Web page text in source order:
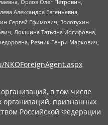
Орлов Олег Петрович,
Александра Евгеньевна,
Сергей Ефимович, Золотухин
Локшина Татьяна Иосифовна,
Резник Генри Маркович,
в том числе
признанных
Российской Федерации